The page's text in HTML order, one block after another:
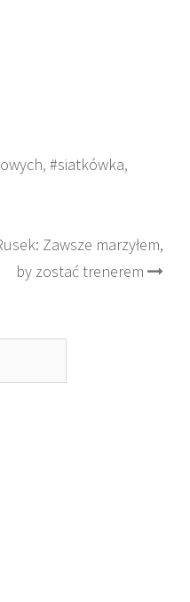
, #siatkówka,
Zawsze marzyłem,
by zostać trenerem